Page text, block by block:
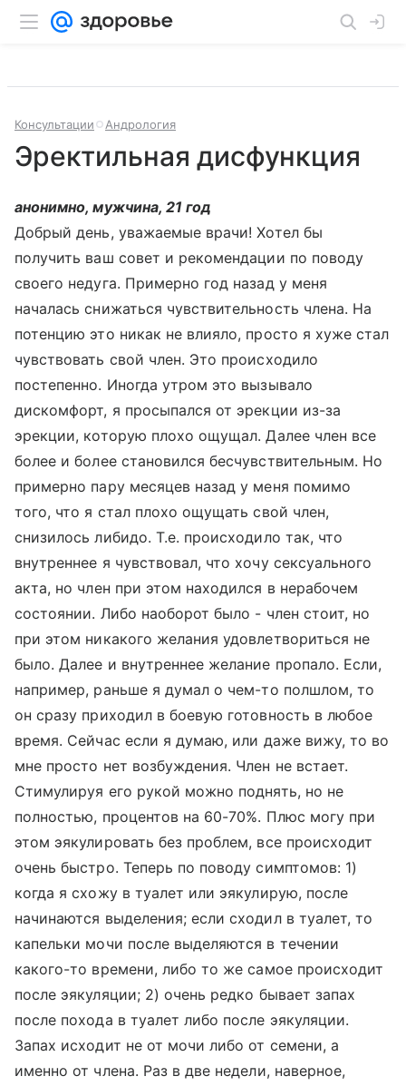
Консультации Андрология
Эректильная дисфункция
анонимно, мужчина, 21 год
Добрый день, уважаемые врачи! Хотел бы
получить ваш совет и рекомендации по поводу
своего недуга. Примерно год назад у меня
началась снижаться чувствительность члена. На
потенцию это никак не влияло, просто я хуже стал
чувствовать свой член. Это происходило
постепенно. Иногда утром это вызывало
дискомфорт, я просыпался от эрекции из-за
эрекции, которую плохо ощущал. Далее член все
более и более становился бесчувствительным. Но
примерно пару месяцев назад у меня помимо
того, что я стал плохо ощущать свой член,
снизилось либидо. Т.е. происходило так, что
внутреннее я чувствовал, что хочу сексуального
акта, но член при этом находился в нерабочем
состоянии. Либо наоборот было - член стоит, но
при этом никакого желания удовлетвориться не
было. Далее и внутреннее желание пропало. Если,
например, раньше я думал о чем-то полшлом, то
он сразу приходил в боевую готовность в любое
время. Сейчас если я думаю, или даже вижу, то во
мне просто нет возбуждения. Член не встает.
Стимулируя его рукой можно поднять, но не
полностью, процентов на 60-70%. Плюс могу при
этом эякулировать без проблем, все происходит
очень быстро. Теперь по поводу симптомов: 1)
когда я схожу в туалет или эякулирую, после
начинаются выделения; если сходил в туалет, то
капельки мочи после выделяются в течении
какого-то времени, либо то же самое происходит
после эякуляции; 2) очень редко бывает запах
после похода в туалет либо после эякуляции.
Запах исходит не от мочи либо от семени, а
именно от члена. Раз в две недели, наверное,